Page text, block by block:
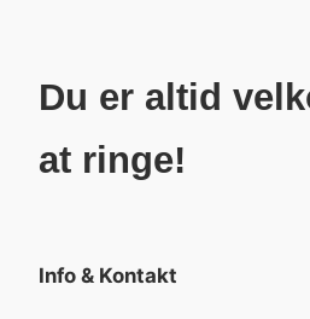
Du er altid
at ringe!
Info & Kontakt